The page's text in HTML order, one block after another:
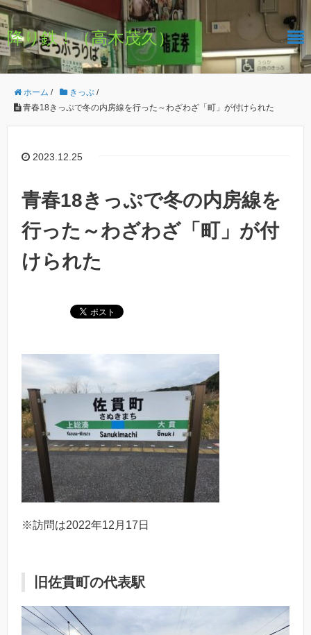
降り鉄！（高木茂久）
ホーム / きっぷ /
青春18きっぷで冬の内房線を行った～わざわざ「町」が付けられた
2023.12.25
青春18きっぷで冬の内房線を
行った～わざわざ「町」が付
けられた
※訪問は2022年12月17日
旧佐貫町の代表駅